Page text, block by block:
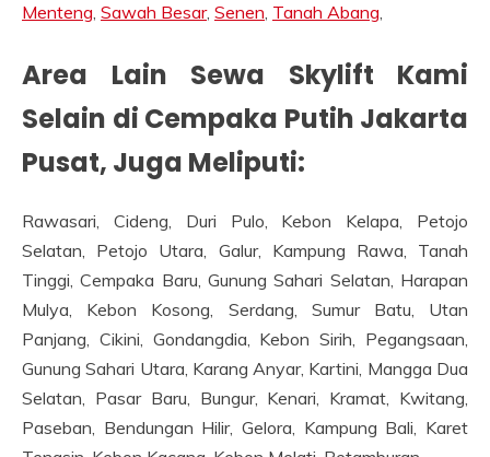
Menteng, Sawah Besar, Senen, Tanah Abang,
Area Lain Sewa Skylift Kami
Selain di Cempaka Putih Jakarta
Pusat, Juga Meliputi:
Rawasari, Cideng, Duri Pulo, Kebon Kelapa, Petojo
Selatan, Petojo Utara, Galur, Kampung Rawa, Tanah
Tinggi, Cempaka Baru, Gunung Sahari Selatan, Harapan
Mulya, Kebon Kosong, Serdang, Sumur Batu, Utan
Panjang, Cikini, Gondangdia, Kebon Sirih, Pegangsaan,
Gunung Sahari Utara, Karang Anyar, Kartini, Mangga Dua
Selatan, Pasar Baru, Bungur, Kenari, Kramat, Kwitang,
Paseban, Bendungan Hilir, Gelora, Kampung Bali, Karet